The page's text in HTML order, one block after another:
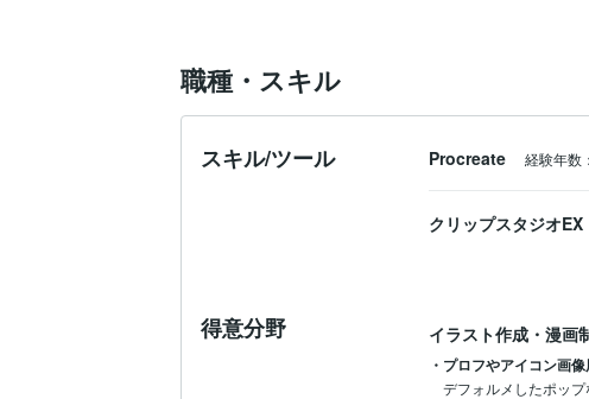
職種・スキル
スキル/ツール Procreate 経験年数
クリップスタジオEX
得意分野 イラスト作成・漫画
・プロフやアイコン画
デフォルメしたポッ